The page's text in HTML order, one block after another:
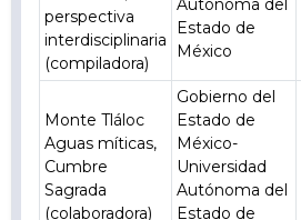
perspectiva
interdisciplinaria
(compiladora)
Autónoma del
Estado de
México
Monte Tláloc
Aguas míticas,
Cumbre
Sagrada
(colaboradora)
Gobierno del
Estado de
México-
Universidad
Autónoma del
Estado de